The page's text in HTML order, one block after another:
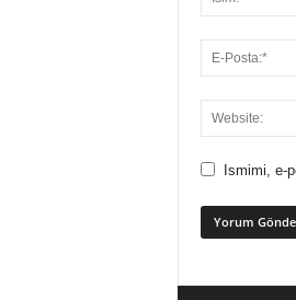
Ismimi, e-